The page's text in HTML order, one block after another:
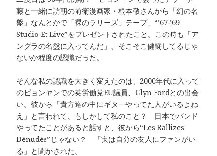
藤と一緒に訪朝の前衛漫画家・根本敬さんから「幻の名
盤」なんとかで「裸のラリーズ」テープ、“’67-’69
Studio Et Live”をプレゼントされたこと。この時も「ア
ングラの名盤に入ってんだ」、そこそこ健闘してるじゃ
ないか程度の認識だった。
そんな私の認識を大きく変えたのは、2000年代に入って
のピョンヤンでの英労働党EU議員、Glyn Fordとの出会
い。彼から「貴方達の中にギターやってた人がいるよね
え」と言われて、もしかして私のこと？ 日本でバンド
やってたことがあると話すと、彼から“Les Rallizes
Dénudés”じゃない？ 「実は自分の友人にファンがい
る」と聞かされた。